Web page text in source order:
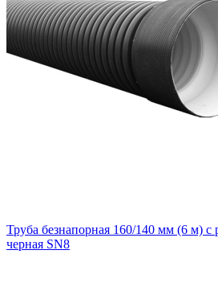
Труба безнапорная 160/140 мм (6 м) с
черная SN8